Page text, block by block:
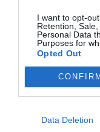
I want to opt-
Retention,
Personal Data
Purposes for
Opted Out
CONFIRM
Data Deletion
(l’equivalent
reminiscències
banda,
assegura
regions, en virtut
No obstant això,